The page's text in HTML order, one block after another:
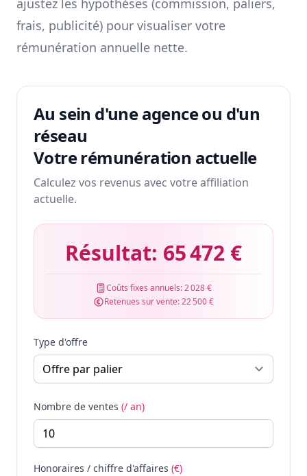
ajustez les hypothèses (commission, paliers,
frais, publicité) pour visualiser votre
rémunération annuelle nette.
Au sein d'une agence ou d'un
réseau
Votre rémunération actuelle
Calculez vos revenus avec votre affiliation
actuelle.
Résultat: 65 472 €
Coûts fixes annuels:2 028 €
Retenues sur vente:22 500 €
Type d'offre
Nombre de ventes (/ an)
Honoraires / chiffre d'affaires (€)